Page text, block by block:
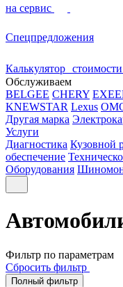
на сервис
Спецпредложения
Калькулятор
Обслуживаем
BELGEE CHERY
KNEWSTAR Lexus
Другая марка
Услуги
Диагностика Кузовной
обеспечение
Оборудования
Фильтр по параметрам
Сбросить фильтр
Полный фильтр